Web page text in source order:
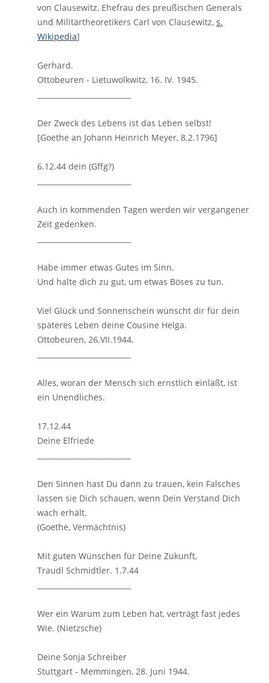
von Clausewitz, Ehefrau des preußischen Generals
und Militärtheoretikers Carl von Clausewitz, s.
Wikipedia]
Gerhard.
Ottobeuren - Lietuwolkwitz, 16. IV. 1945.
Der Zweck des Lebens ist das Leben selbst!
[Goethe an Johann Heinrich Meyer, 8.2.1796]
6.12.44 dein (Gffg?)
Auch in kommenden Tagen werden wir vergangener
Zeit gedenken.
Habe immer etwas Gutes im Sinn,
Und halte dich zu gut, um etwas Böses zu tun.
Viel Glück und Sonnenschein wünscht dir für dein
späteres Leben deine Cousine Helga.
Ottobeuren, 26.VII.1944.
Alles, woran der Mensch sich ernstlich einläßt, ist
ein Unendliches.
17.12.44
Deine Elfriede
Den Sinnen hast Du dann zu trauen, kein Falsches
lassen sie Dich schauen, wenn Dein Verstand Dich
wach erhält.
(Goethe, Vermächtnis)
Mit guten Wünschen für Deine Zukunft,
Traudl Schmidtler. 1.7.44
Wer ein Warum zum Leben hat, verträgt fast jedes
Wie. (Nietzsche)
Deine Sonja Schreiber
Stuttgart - Memmingen, 28. Juni 1944.